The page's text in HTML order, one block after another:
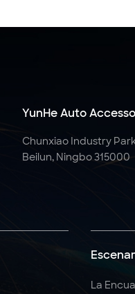
YunHe Auto
Chunxiao Industry
Beilun, Ningbo 315000
La